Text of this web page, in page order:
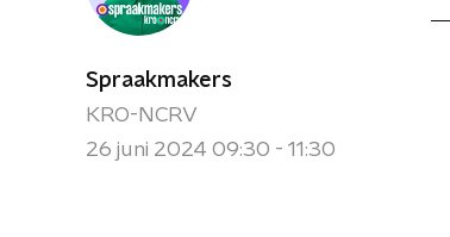
Spraakmakers
KRO-NCRV
26 juni 2024 09:30 - 11:30